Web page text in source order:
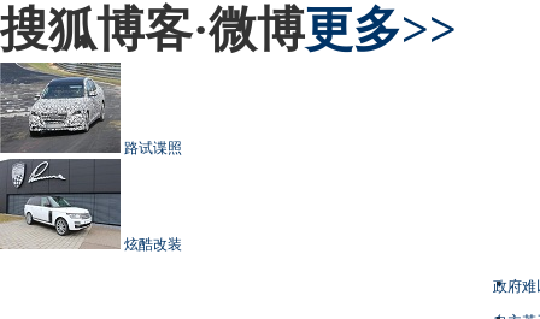
搜狐博客·微博更多>>
路试谍照
炫酷改装
政府难